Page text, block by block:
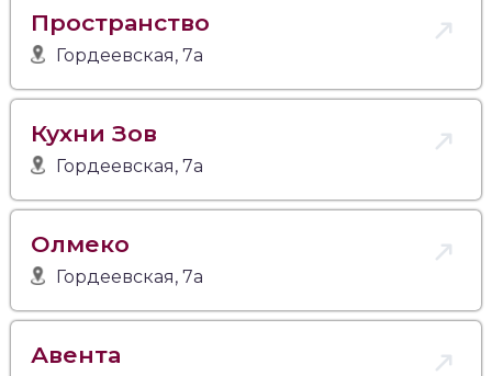
Пространство
Гордеевская, 7а
Кухни Зов
Гордеевская, 7а
Олмеко
Гордеевская, 7а
Авента